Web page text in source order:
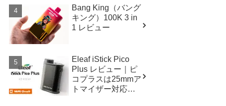
ザー！
Bang King（バング
キング）100K 3 in
1 レビュー
Eleaf iStick Pico
Plus レビュー｜ピ
コプラスは25mmア
トマイザー対応！